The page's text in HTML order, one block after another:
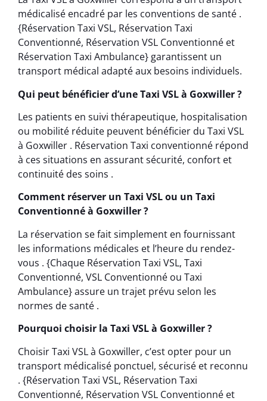
médicalisé encadré par les conventions de santé .
{Réservation Taxi VSL, Réservation Taxi
Conventionné, Réservation VSL Conventionné et
Réservation Taxi Ambulance} garantissent un
transport médical adapté aux besoins individuels.
Qui peut bénéficier d’une Taxi VSL à Goxwiller ?
Les patients en suivi thérapeutique, hospitalisation
ou mobilité réduite peuvent bénéficier du Taxi VSL
à Goxwiller . Réservation Taxi conventionné répond
à ces situations en assurant sécurité, confort et
continuité des soins .
Comment réserver un Taxi VSL ou un Taxi
Conventionné à Goxwiller ?
La réservation se fait simplement en fournissant
les informations médicales et l’heure du rendez-
vous . {Chaque Réservation Taxi VSL, Taxi
Conventionné, VSL Conventionné ou Taxi
Ambulance} assure un trajet prévu selon les
normes de santé .
Pourquoi choisir la Taxi VSL à Goxwiller ?
Choisir Taxi VSL à Goxwiller, c’est opter pour un
transport médicalisé ponctuel, sécurisé et reconnu
. {Réservation Taxi VSL, Réservation Taxi
Conventionné, Réservation VSL Conventionné et